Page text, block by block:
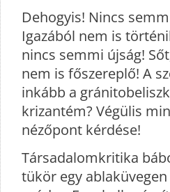
Dehogyis! Nincs
Igazából nem is
nincs semmi újság!
nem is főszereplő! A
inkább a
krizantém? Végülis
nézőpont kérdése!
Társadalomkritika
tükör egy